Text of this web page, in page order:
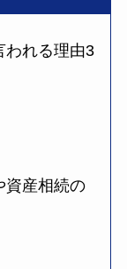
われる理由3
資産相続の